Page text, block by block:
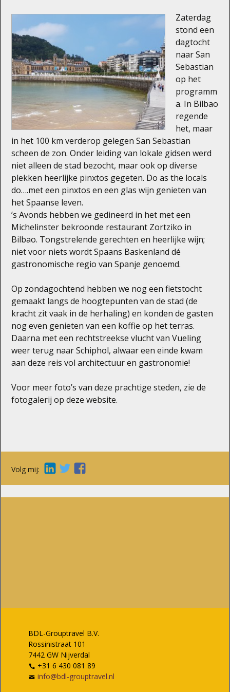
Zaterdag
stond een
dagtocht
naar San
Sebastian
op het
programm
a. In Bilbao
regende
het, maar
in het 100 km verderop gelegen San Sebastian
scheen de zon. Onder leiding van lokale gidsen werd
niet alleen de stad bezocht, maar ook op diverse
plekken heerlijke pinxtos gegeten. Do as the locals
do….met een pinxtos en een glas wijn genieten van
het Spaanse leven.
’s Avonds hebben we gedineerd in het met een
Michelinster bekroonde restaurant Zortziko in
Bilbao. Tongstrelende gerechten en heerlijke wijn;
niet voor niets wordt Spaans Baskenland dé
gastronomische regio van Spanje genoemd.
Op zondagochtend hebben we nog een fietstocht
gemaakt langs de hoogtepunten van de stad (de
kracht zit vaak in de herhaling) en konden de gasten
nog even genieten van een koffie op het terras.
Daarna met een rechtstreekse vlucht van Vueling
weer terug naar Schiphol, alwaar een einde kwam
aan deze reis vol architectuur en gastronomie!
Voor meer foto’s van deze prachtige steden, zie de
fotogalerij op deze website.
Volg mij:
BDL-Grouptravel B.V.
Rossinistraat 101
7442 GW Nijverdal
+31 6 430 081 89
info@bdl-grouptravel.nl